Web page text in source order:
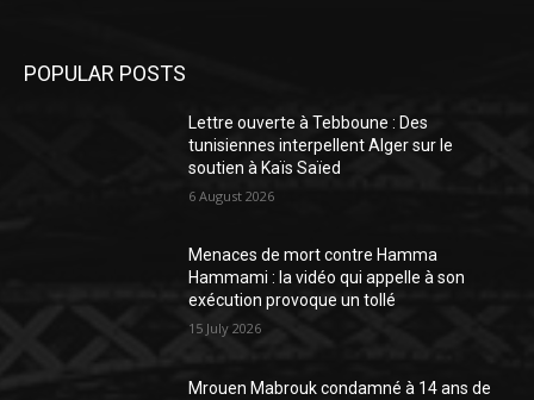
POPULAR POSTS
Lettre ouverte à Tebboune : Des
tunisiennes interpellent Alger sur le
soutien à Kaïs Saïed
6 August 2026
Menaces de mort contre Hamma
Hammami : la vidéo qui appelle à son
exécution provoque un tollé
15 July 2026
Mrouen Mabrouk condamné à 14 ans de